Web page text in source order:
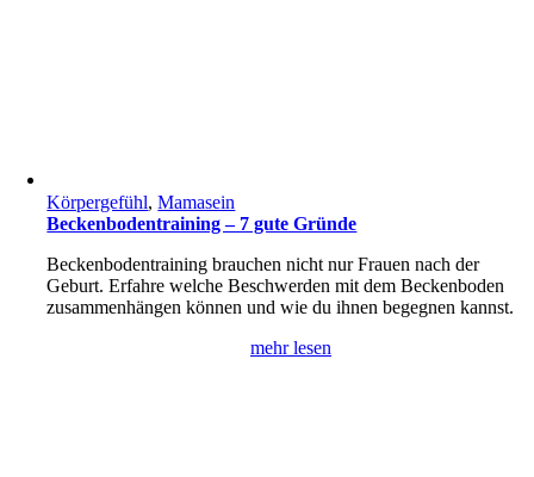
Körpergefühl,Mamasein
Beckenbodentraining – 7 gute Gründe
Beckenbodentraining brauchen nicht nur Frauen nach der
Geburt. Erfahre welche Beschwerden mit dem Beckenboden
zusammenhängen können und wie du ihnen begegnen kannst.
mehr lesen